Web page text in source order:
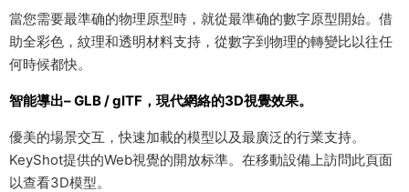
當您需要最準确的物理原型時，就從最準确的數字原型開始。借
助全彩色，紋理和透明材料支持，從數字到物理的轉變比以往任
何時候都快。
智能導出– GLB / glTF，現代網絡的3D視覺效果。
優美的場景交互，快速加載的模型以及最廣泛的行業支持。
KeyShot提供的Web視覺的開放标準。在移動設備上訪問此頁面
以查看3D模型。